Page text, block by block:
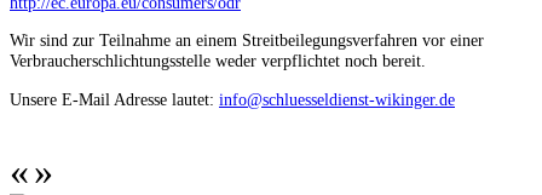
Wir sind zur Teilnahme an einem Streitbeilegungsverfahren vor einer
Verbraucherschlichtungsstelle weder verpflichtet noch bereit.
Unsere E-Mail Adresse lautet: info@schluesseldienst-wikinger.de
«»